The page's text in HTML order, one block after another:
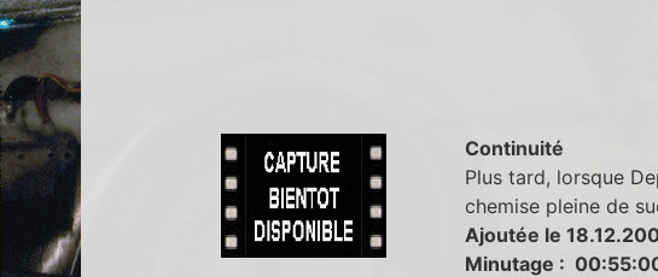
Continuité
Plus tard, lorsque
chemise pleine de
Ajoutée le
Minutage :